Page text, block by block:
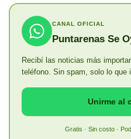
CANAL OFICIAL
Puntarenas Se
Recibí las noticias más
teléfono. Sin spam, solo lo que
Unirme al
Gratis · Sin costo ·